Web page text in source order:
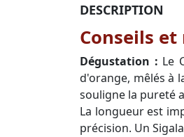
DESCRIPTION
Conseils
Dégustation : Le
d'orange, mêlés à
souligne la pureté
La longueur est
précision. Un